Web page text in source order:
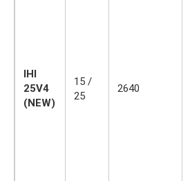
IHI
25V4
(NEW)
15 /
25
2640